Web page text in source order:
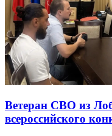
Ветеран СВО из
всероссийского